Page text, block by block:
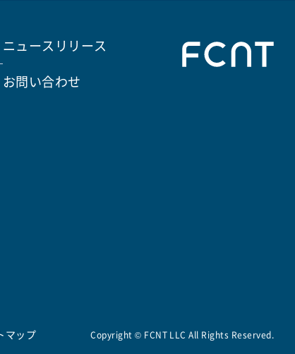
ニュースリリース
お問い合わせ
マップ Copyright © FCNT LLC All Rights Reserved.